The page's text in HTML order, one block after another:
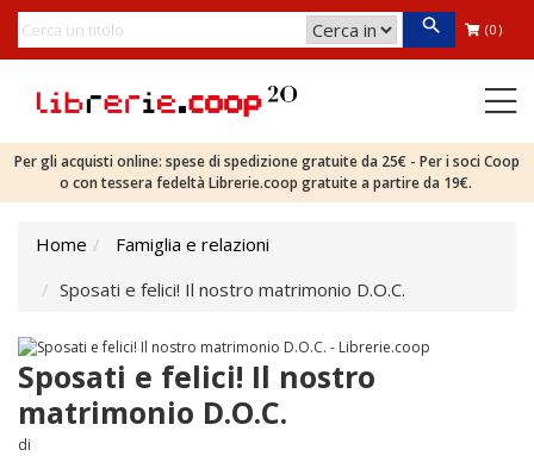
(0)
Per gli acquisti online: spese di spedizione gratuite da 25€ - Per i soci Coop
o con tessera fedeltà Librerie.coop gratuite a partire da 19€.
Home
Famiglia e relazioni
Sposati e felici! Il nostro matrimonio D.O.C.
Sposati e felici! Il nostro
matrimonio D.O.C.
di